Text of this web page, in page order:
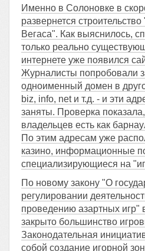
Именно в Солоновке в
развернется
Вегаса". Как выяснилось,
только реально
интернете уже появился
Журналисты попробовали
одноименный домен в
biz, info, net и т.д. - и эти
заняты. Проверка
владельцев есть как
По этим адресам уже
казино, информационные
специализирующиеся на
По новому закону "О
регулировании
проведению азартных игр"
закрыто большинство
Законодательная
собой создание игорной